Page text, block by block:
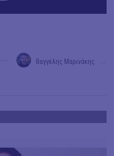
Βαγγέλης Μαρινάκης